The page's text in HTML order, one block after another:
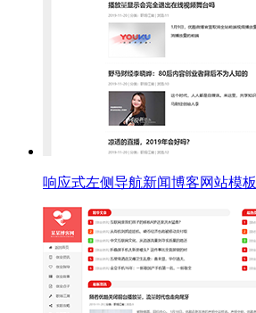
响应式左侧导航新闻博客网站模板